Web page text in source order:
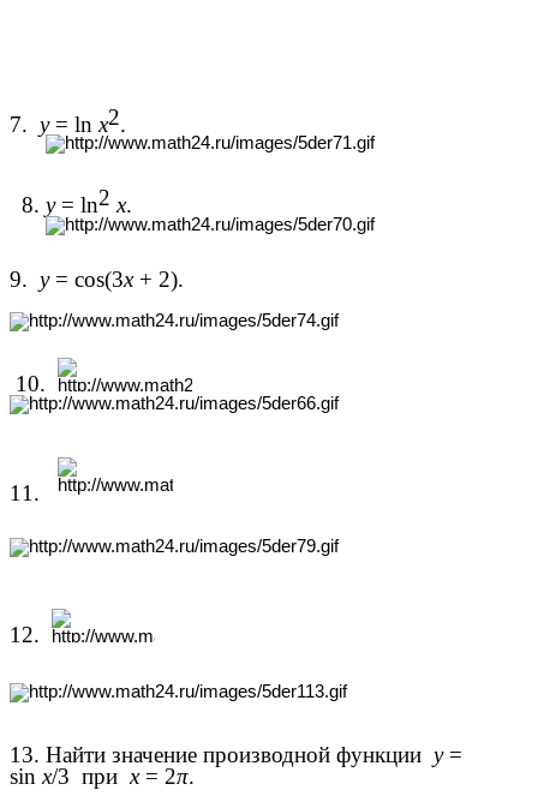
7. y= ln x2.
8. y= ln2 x.
9. y= cos(3x+ 2).
10.
11.
12.
13. Найти значение производной функции y =
sin x/3 при x = 2π.